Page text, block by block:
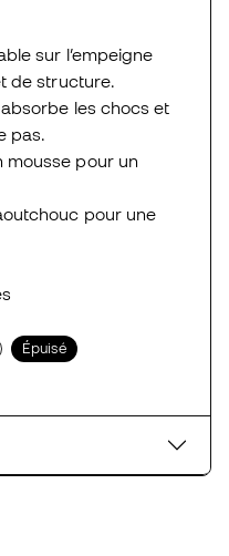
sur l’empeigne
de structure.
les chocs et
pas.
mousse pour un
pour une
Épuisé